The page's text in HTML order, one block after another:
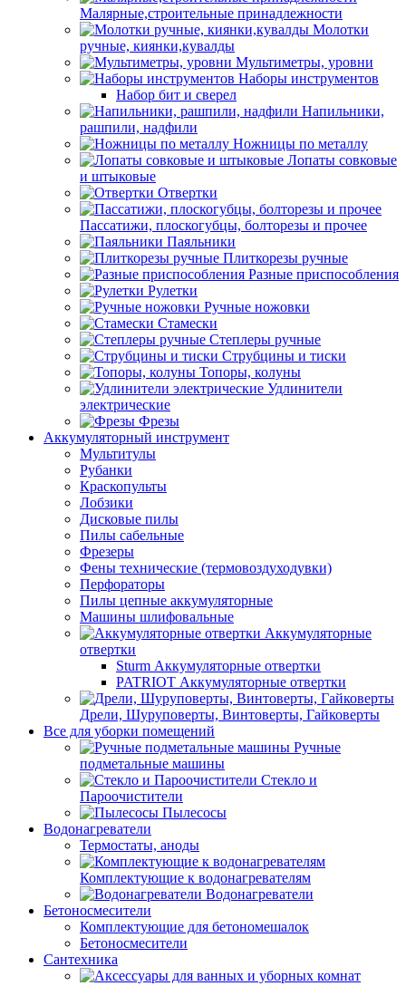
Малярные,строительные принадлежности
Молотки
ручные, киянки,кувалды
Мультиметры, уровни
Наборы инструментов
Набор бит и сверел
Напильники,
рашпили, надфили
Ножницы по металлу
Лопаты совковые
и штыковые
Отвертки
Пассатижи, плоскогубцы, болторезы и прочее
Паяльники
Плиткорезы ручные
Разные приспособления
Рулетки
Ручные ножовки
Стамески
Степлеры ручные
Струбцины и тиски
Топоры, колуны
Удлинители
электрические
Фрезы
Аккумуляторный инструмент
Мультитулы
Рубанки
Краскопульты
Лобзики
Дисковые пилы
Пилы сабельные
Фрезеры
Фены технические (термовоздуходувки)
Перфораторы
Пилы цепные аккумуляторные
Машины шлифовальные
Аккумуляторные
отвертки
Sturm Аккумуляторные отвертки
PATRIOT Аккумуляторные отвертки
Дрели, Шуруповерты, Винтоверты, Гайковерты
Все для уборки помещений
Ручные
подметальные машины
Стекло и
Пароочистители
Пылесосы
Водонагреватели
Термостаты, аноды
Комплектующие к водонагревателям
Водонагреватели
Бетоносмесители
Комплектующие для бетономешалок
Бетоносмесители
Сантехника